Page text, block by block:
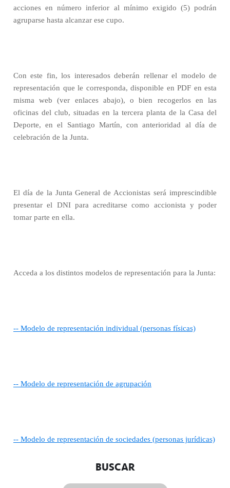
acciones en número inferior al mínimo exigido (5) podrán
agruparse hasta alcanzar ese cupo.
Con este fin, los interesados deberán rellenar el modelo de
representación que le corresponda, disponible en PDF en esta
misma web (ver enlaces abajo), o bien recogerlos en las
oficinas del club, situadas en la tercera planta de la Casa del
Deporte, en el Santiago Martín, con anterioridad al día de
celebración de la Junta.
El día de la Junta General de Accionistas será imprescindible
presentar el DNI para acreditarse como accionista y poder
tomar parte en ella.
Acceda a los distintos modelos de representación para la Junta:
-- Modelo de representación individual (personas físicas)
-- Modelo de representación de agrupación
-- Modelo de representación de sociedades (personas jurídicas)
BUSCAR